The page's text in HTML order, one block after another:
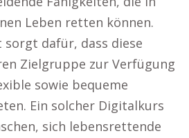
Leben retten können.
sorgt dafür, dass diese
Zielgruppe zur Verfügung
sowie bequeme
Ein solcher Digitalkurs
sich lebensrettende